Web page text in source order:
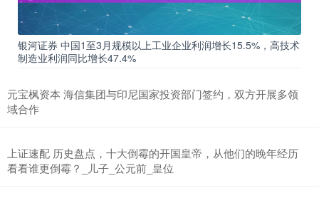
银河证券 中国1至3月规模以上工业企业利润增长15.5%，高技术
制造业利润同比增长47.4%
元宝枫资本 海信集团与印尼国家投资部门签约，双方开展多领
域合作
上证速配 历史盘点，十大倒霉的开国皇帝，从他们的晚年经历
看看谁更倒霉？_儿子_公元前_皇位